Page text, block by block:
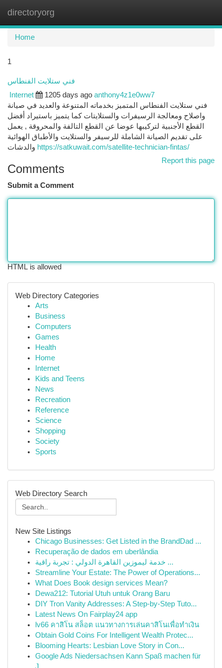
directoryorg
Home
1
فني ستلايت الفنطاس
Internet 1205 days ago anthony4z1e0ww7
فني ستلايت الفنطاس المتميز بخدماته المتنوعة والعديد في صيانة
واصلاح ومعالجة الرسيفرات والستلايتات كما يتميز باستيراد أفضل
القطع الأجنبية لتركيبها عوضا عن القطع التالفة والمحروقة , يعمل
على تقديم الصيانة الشاملة للرسيفر والستلايت والأطباق الهوائية
https://satkuwait.com/satellite-technician-fintas/
Report this page
Comments
Submit a Comment
HTML is allowed
Web Directory Categories
Arts
Business
Computers
Games
Health
Home
Internet
Kids and Teens
News
Recreation
Reference
Science
Shopping
Society
Sports
Web Directory Search
New Site Listings
Chicago Businesses: Get Listed in the BrandDad ...
Recuperação de dados em uberlândia
خدمة ليموزين القاهرة الدولي : تجربة راقية ...
Streamline Your Estate: The Power of Operations...
What Does Book design services Mean?
Dewa212: Tutorial Utuh untuk Orang Baru
DIY Tron Vanity Addresses: A Step-by-Step Tuto...
Latest News On Fairplay24 app
lv66 คาสิโน สล็อต แนวทางการเล่นคาสิโนเพื่อทำเงิน
Obtain Gold Coins For Intelligent Wealth Protec...
Blooming Hearts: Lesbian Love Story in Con...
Google Ads Niedersachsen Kann Spaß machen für